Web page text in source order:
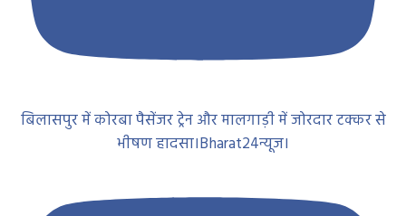
बिलासपुर में कोरबा पैसेंजर ट्रेन और मालगाड़ी में जोरदार टक्कर से
भीषण हादसा।Bharat24न्यूज।